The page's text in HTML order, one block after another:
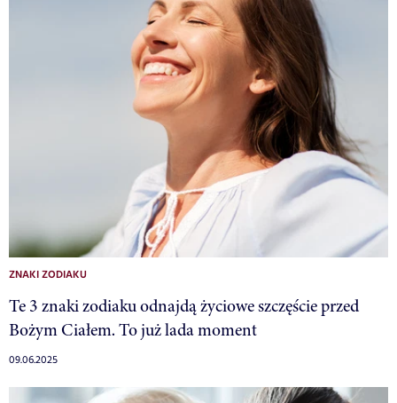
ZNAKI ZODIAKU
Te 3 znaki zodiaku odnajdą życiowe szczęście przed
Bożym Ciałem. To już lada moment
09.06.2025